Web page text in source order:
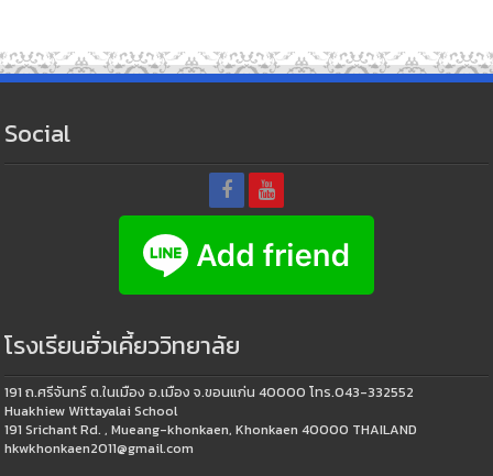
Social
โรงเรียนฮั่วเคี้ยววิทยาลัย
191 ถ.ศรีจันทร์ ต.ในเมือง อ.เมือง จ.ขอนแก่น 40000 โทร.043-332552
Huakhiew Wittayalai School
191 Srichant Rd. , Mueang-khonkaen, Khonkaen 40000 THAILAND
hkwkhonkaen2011@gmail.com